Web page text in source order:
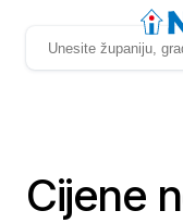
Cijene